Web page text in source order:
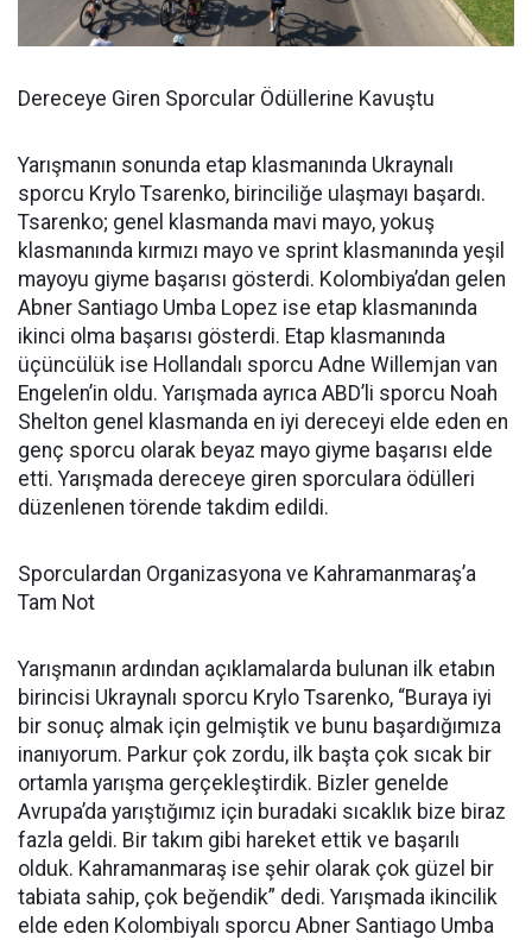
Dereceye Giren Sporcular Ödüllerine Kavuştu
Yarışmanın sonunda etap klasmanında Ukraynalı
sporcu Krylo Tsarenko, birinciliğe ulaşmayı başardı.
Tsarenko; genel klasmanda mavi mayo, yokuş
klasmanında kırmızı mayo ve sprint klasmanında yeşil
mayoyu giyme başarısı gösterdi. Kolombiya’dan gelen
Abner Santiago Umba Lopez ise etap klasmanında
ikinci olma başarısı gösterdi. Etap klasmanında
üçüncülük ise Hollandalı sporcu Adne Willemjan van
Engelen’in oldu. Yarışmada ayrıca ABD’li sporcu Noah
Shelton genel klasmanda en iyi dereceyi elde eden en
genç sporcu olarak beyaz mayo giyme başarısı elde
etti. Yarışmada dereceye giren sporculara ödülleri
düzenlenen törende takdim edildi.
Sporculardan Organizasyona ve Kahramanmaraş’a
Tam Not
Yarışmanın ardından açıklamalarda bulunan ilk etabın
birincisi Ukraynalı sporcu Krylo Tsarenko, “Buraya iyi
bir sonuç almak için gelmiştik ve bunu başardığımıza
inanıyorum. Parkur çok zordu, ilk başta çok sıcak bir
ortamla yarışma gerçekleştirdik. Bizler genelde
Avrupa’da yarıştığımız için buradaki sıcaklık bize biraz
fazla geldi. Bir takım gibi hareket ettik ve başarılı
olduk. Kahramanmaraş ise şehir olarak çok güzel bir
tabiata sahip, çok beğendik” dedi. Yarışmada ikincilik
elde eden Kolombiyalı sporcu Abner Santiago Umba